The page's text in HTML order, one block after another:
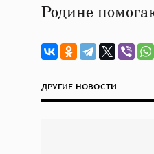
Родине
ДРУГИЕ НОВОСТИ